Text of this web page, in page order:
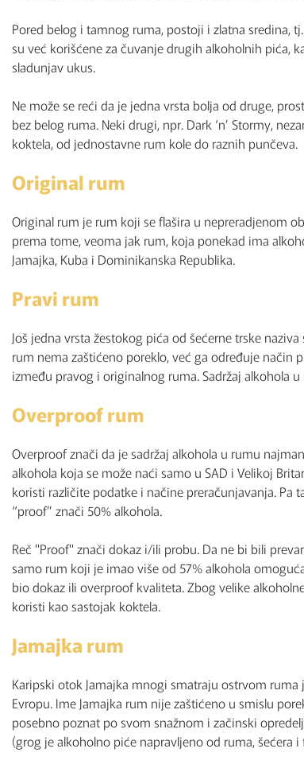
Pored belog i tamnog ruma, postoji i zlatna sredina,
su već korišćene za čuvanje drugih alkoholnih pića,
sladunjav ukus.
Ne može se reći da je jedna vrsta bolja od druge,
bez belog ruma. Neki drugi, npr. Dark ‘n’ Stormy,
koktela, od jednostavne rum kole do raznih punčeva.
Original rum
Original rum je rum koji se flašira u nepreradjenom
prema tome, veoma jak rum, koja ponekad ima
Jamajka, Kuba i Dominikanska Republika.
Pravi rum
Još jedna vrsta žestokog pića od šećerne trske
rum nema zaštićeno poreklo, već ga određuje način
između pravog i originalnog ruma. Sadržaj alkohola
Overproof rum
Overproof znači da je sadržaj alkohola u rumu
alkohola koja se može naći samo u SAD i Velikoj
koristi različite podatke i načine preračunjavanja. Pa
“proof” znači 50% alkohola.
Reč "Proof" znači dokaz i/ili probu. Da ne bi bili
samo rum koji je imao više od 57% alkohola
bio dokaz ili overproof kvaliteta. Zbog velike
koristi kao sastojak koktela.
Jamajka rum
Karipski otok Jamajka mnogi smatraju ostrvom
Evropu. Ime Jamajka rum nije zaštićeno u smislu
posebno poznat po svom snažnom i začinski
(grog je alkoholno piće napravljeno od ruma, šećera i